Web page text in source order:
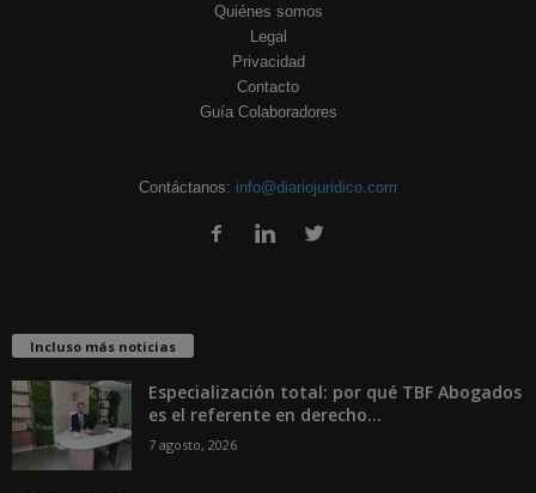
Quiénes somos
Legal
Privacidad
Contacto
Guía Colaboradores
Contáctanos: info@diariojuridico.com
Incluso más noticias
Especialización total: por qué TBF Abogados
es el referente en derecho...
7 agosto, 2026